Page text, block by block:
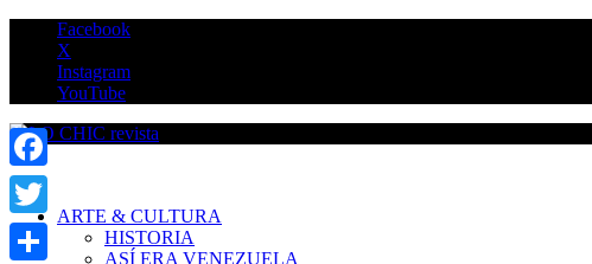
contenido
Facebook
X
Instagram
YouTube
LO CHIC revista
ARTE & CULTURA
HISTORIA
ASÍ ERA VENEZUELA
Facebook
Twitter